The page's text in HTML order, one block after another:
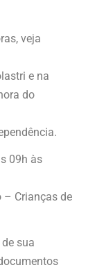
veja
e na
do
09h às
– Crianças de
sua